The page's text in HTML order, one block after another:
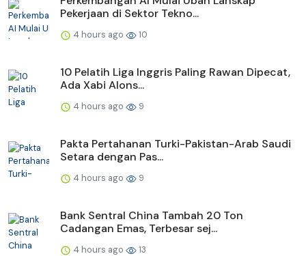
Pekerjaan di Sektor Tekno...
4 hours ago 10
10 Pelatih Liga Inggris Paling Rawan Dipecat,
Ada Xabi Alons...
4 hours ago 9
Pakta Pertahanan Turki-Pakistan-Arab Saudi
Setara dengan Pas...
4 hours ago 9
Bank Sentral China Tambah 20 Ton
Cadangan Emas, Terbesar sej...
4 hours ago 13